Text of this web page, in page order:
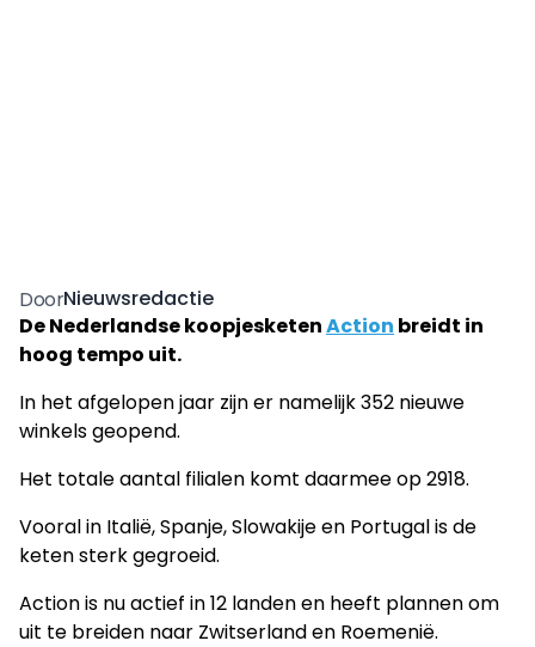
DoorNieuwsredactie
De Nederlandse koopjesketenAction breidt in
hoog tempo uit.
In het afgelopen jaar zijn er namelijk 352 nieuwe
winkels geopend.
Het totale aantal filialen komt daarmee op 2918.
Vooral in Italië, Spanje, Slowakije en Portugal is de
keten sterk gegroeid.
Action is nu actief in 12 landen en heeft plannen om
uit te breiden naar Zwitserland en Roemenië.